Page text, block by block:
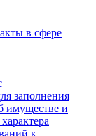
в сфере
заполнения
имуществе и
к